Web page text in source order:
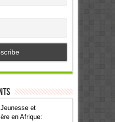
Jeunesse et
en Afrique: